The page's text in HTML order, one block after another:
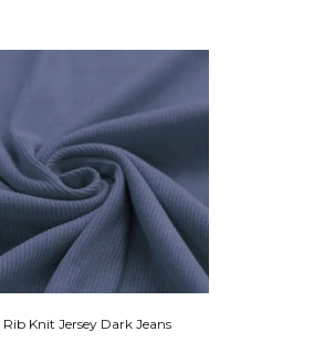
Rib Knit Jersey Dark Jeans